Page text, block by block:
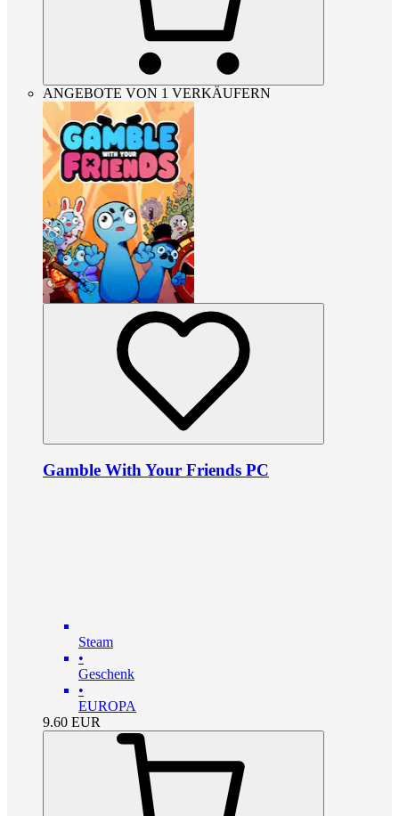
ANGEBOTE VON 1 VERKÄUFERN
Gamble With Your Friends PC
Steam
•
Geschenk
•
EUROPA
9.60 EUR